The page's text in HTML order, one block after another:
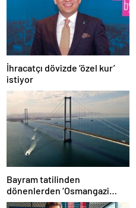
İhracatçı dövizde ‘özel kur’
istiyor
Bayram tatilinden
dönenlerden ‘Osmangazi
Köprüsü’ isyanı